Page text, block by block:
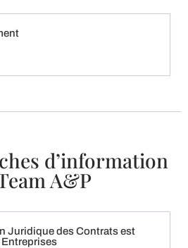
d’information
A&P
Juridique des Contrats est